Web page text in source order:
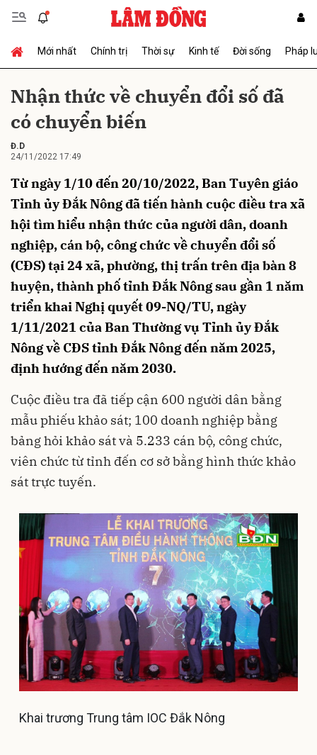
Mới nhất Chính trị Thời sự Kinh tế Đời sống Pháp
Nhận thức về chuyển đổi số đã
có chuyển biến
Đ.D
24/11/2022 17:49
Từ ngày 1/10 đến 20/10/2022, Ban Tuyên giáo
Tỉnh ủy Đắk Nông đã tiến hành cuộc điều tra xã
hội tìm hiểu nhận thức của người dân, doanh
nghiệp, cán bộ, công chức về chuyển đổi số
(CĐS) tại 24 xã, phường, thị trấn trên địa bàn 8
huyện, thành phố tỉnh Đắk Nông sau gần 1 năm
triển khai Nghị quyết 09-NQ/TU, ngày
1/11/2021 của Ban Thường vụ Tỉnh ủy Đắk
Nông về CĐS tỉnh Đắk Nông đến năm 2025,
định hướng đến năm 2030.
Cuộc điều tra đã tiếp cận 600 người dân bằng
mẫu phiếu khảo sát; 100 doanh nghiệp bằng
bảng hỏi khảo sát và 5.233 cán bộ, công chức,
viên chức từ tỉnh đến cơ sở bằng hình thức khảo
sát trực tuyến.
Khai trương Trung tâm IOC Đắk Nông
Gửi bình luận
Hủy